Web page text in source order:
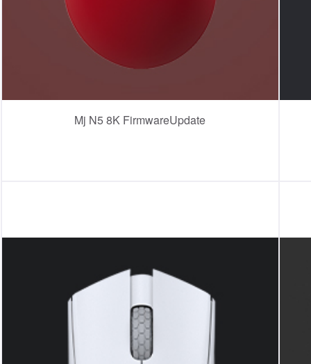
Mj N5 8K FirmwareUpdate